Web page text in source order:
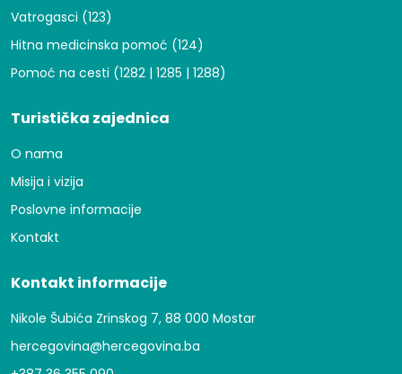
Vatrogasci (123)
Hitna medicinska pomoć (124)
Pomoć na cesti (1282 | 1285 | 1288)
Turistička zajednica
O nama
Misija i vizija
Poslovne informacije
Kontakt
Kontakt informacije
Nikole Šubića Zrinskog 7, 88 000 Mostar
hercegovina@hercegovina.ba